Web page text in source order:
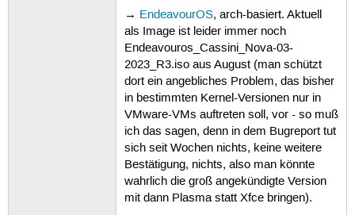
→ EndeavourOS, arch-basiert. Aktuell
als Image ist leider immer noch
Endeavouros_Cassini_Nova-03-
2023_R3.iso aus August (man schützt
dort ein angebliches Problem, das bisher
in bestimmten Kernel-Versionen nur in
VMware-VMs auftreten soll, vor - so muß
ich das sagen, denn in dem Bugreport tut
sich seit Wochen nichts, keine weitere
Bestätigung, nichts, also man könnte
wahrlich die groß angekündigte Version
mit dann Plasma statt Xfce bringen).